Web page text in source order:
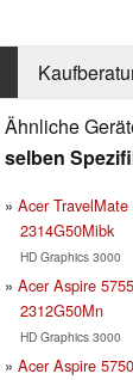
Ähnliche
selben
Acer TravelMate
2314G50Mibk
HD Graphics 3000
Acer Aspire
2312G50Mn
HD Graphics 3000
Acer Aspire